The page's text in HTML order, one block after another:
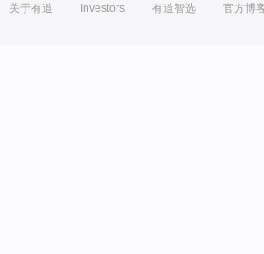
关于有道 Investors 有道智选 官方博